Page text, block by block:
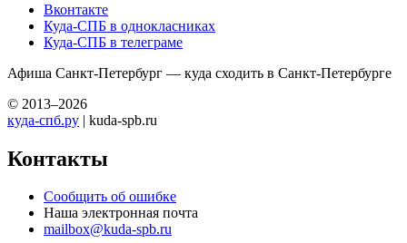
Вконтакте
Куда-СПБ в однокласниках
Куда-СПБ в телеграме
Афиша Санкт-Петербург — куда сходить в Санкт-Петербурге
© 2013–2026
куда-спб.ру | kuda-spb.ru
Контакты
Сообщить об ошибке
Наша электронная почта
mailbox@kuda-spb.ru